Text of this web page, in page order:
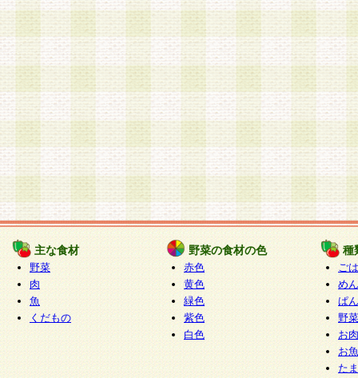
主な食材
野菜
肉
魚
くだもの
野菜の食材の色
赤色
黄色
緑色
紫色
白色
種
ご
めん
ぱん
野
お
お
た